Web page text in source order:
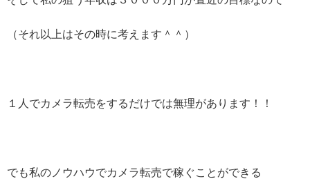
（それ以上はその時に考えます＾＾）
１人でカメラ転売をするだけでは無理があります！！
でも私のノウハウでカメラ転売で稼ぐことができる